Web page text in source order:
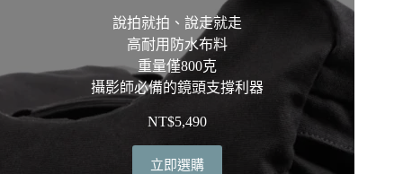
說拍就拍、說走就走
高耐用防水布料
重量僅800克
攝影師必備的鏡頭支撐利器
NT$5,490
立即選購